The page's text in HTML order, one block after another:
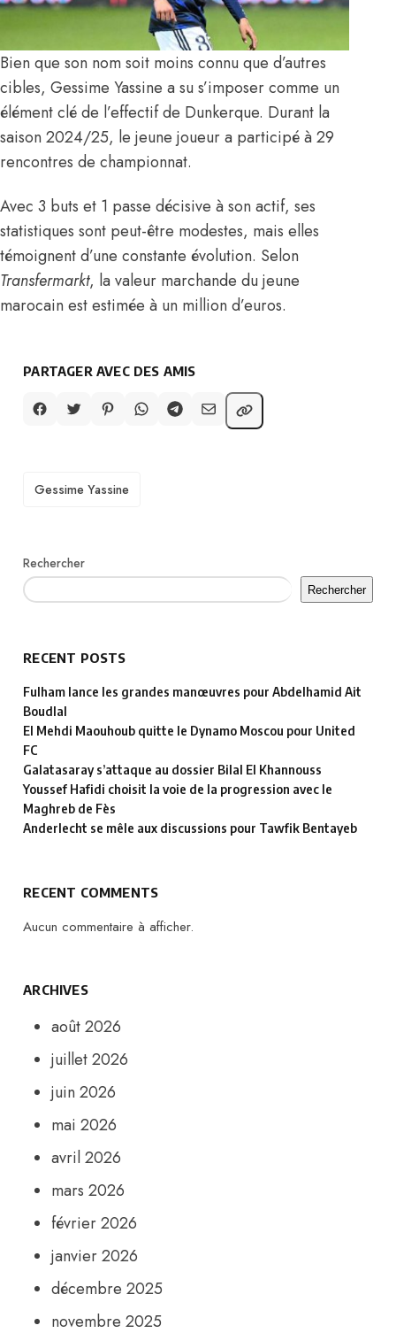
Bien que son nom soit moins connu que d’autres
cibles, Gessime Yassine a su s’imposer comme un
élément clé de l’effectif de Dunkerque. Durant la
saison 2024/25, le jeune joueur a participé à 29
rencontres de championnat.
Avec 3 buts et 1 passe décisive à son actif, ses
statistiques sont peut-être modestes, mais elles
témoignent d’une constante évolution. Selon
Transfermarkt, la valeur marchande du jeune
marocain est estimée à un million d’euros.
PARTAGER AVEC DES AMIS
TAGS
Gessime Yassine
Rechercher
Rechercher
RECENT POSTS
Fulham lance les grandes manœuvres pour Abdelhamid Ait
Boudlal
El Mehdi Maouhoub quitte le Dynamo Moscou pour United
FC
Galatasaray s’attaque au dossier Bilal El Khannouss
Youssef Hafidi choisit la voie de la progression avec le
Maghreb de Fès
Anderlecht se mêle aux discussions pour Tawfik Bentayeb
RECENT COMMENTS
Aucun commentaire à afficher.
ARCHIVES
août 2026
juillet 2026
juin 2026
mai 2026
avril 2026
mars 2026
février 2026
janvier 2026
décembre 2025
novembre 2025